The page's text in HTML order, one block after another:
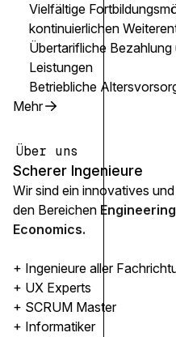
Über uns
Scherer Ingenieure
Wir sind ein innovatives
den Bereichen
Economics.
+ Ingenieure aller
+ UX Experts
+ SCRUM Master
+ Informatiker
Vielfältige
kontinuierlichen
Übertarifliche
Leistungen
Betriebliche
Mehr